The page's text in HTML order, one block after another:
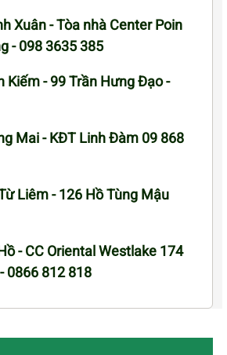
Xuân - Tòa nhà Center Poin
- 098 3635 385
Kiếm - 99 Trần Hưng Đạo -
Mai - KĐT Linh Đàm 09 868
Liêm - 126 Hồ Tùng Mậu
- CC Oriental Westlake 174
0866 812 818